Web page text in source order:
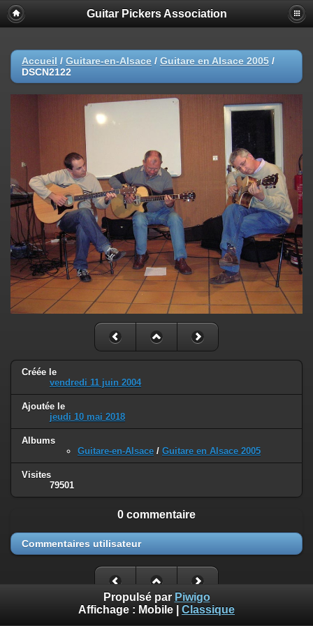
Guitar Pickers Association
Accueil / Guitare-en-Alsace / Guitare en Alsace 2005 /
DSCN2122
Créée le
vendredi 11 juin 2004
Ajoutée le
jeudi 10 mai 2018
Albums
Guitare-en-Alsace / Guitare en Alsace 2005
Visites
79501
0 commentaire
Commentaires utilisateur
Propulsé par Piwigo
Affichage : Mobile Classique